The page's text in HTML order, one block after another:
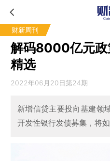
财新周刊
解码8000亿元政
精选
2022年06月20日第24期
新增信贷主要投向基建领
开发性银行发债募集，将